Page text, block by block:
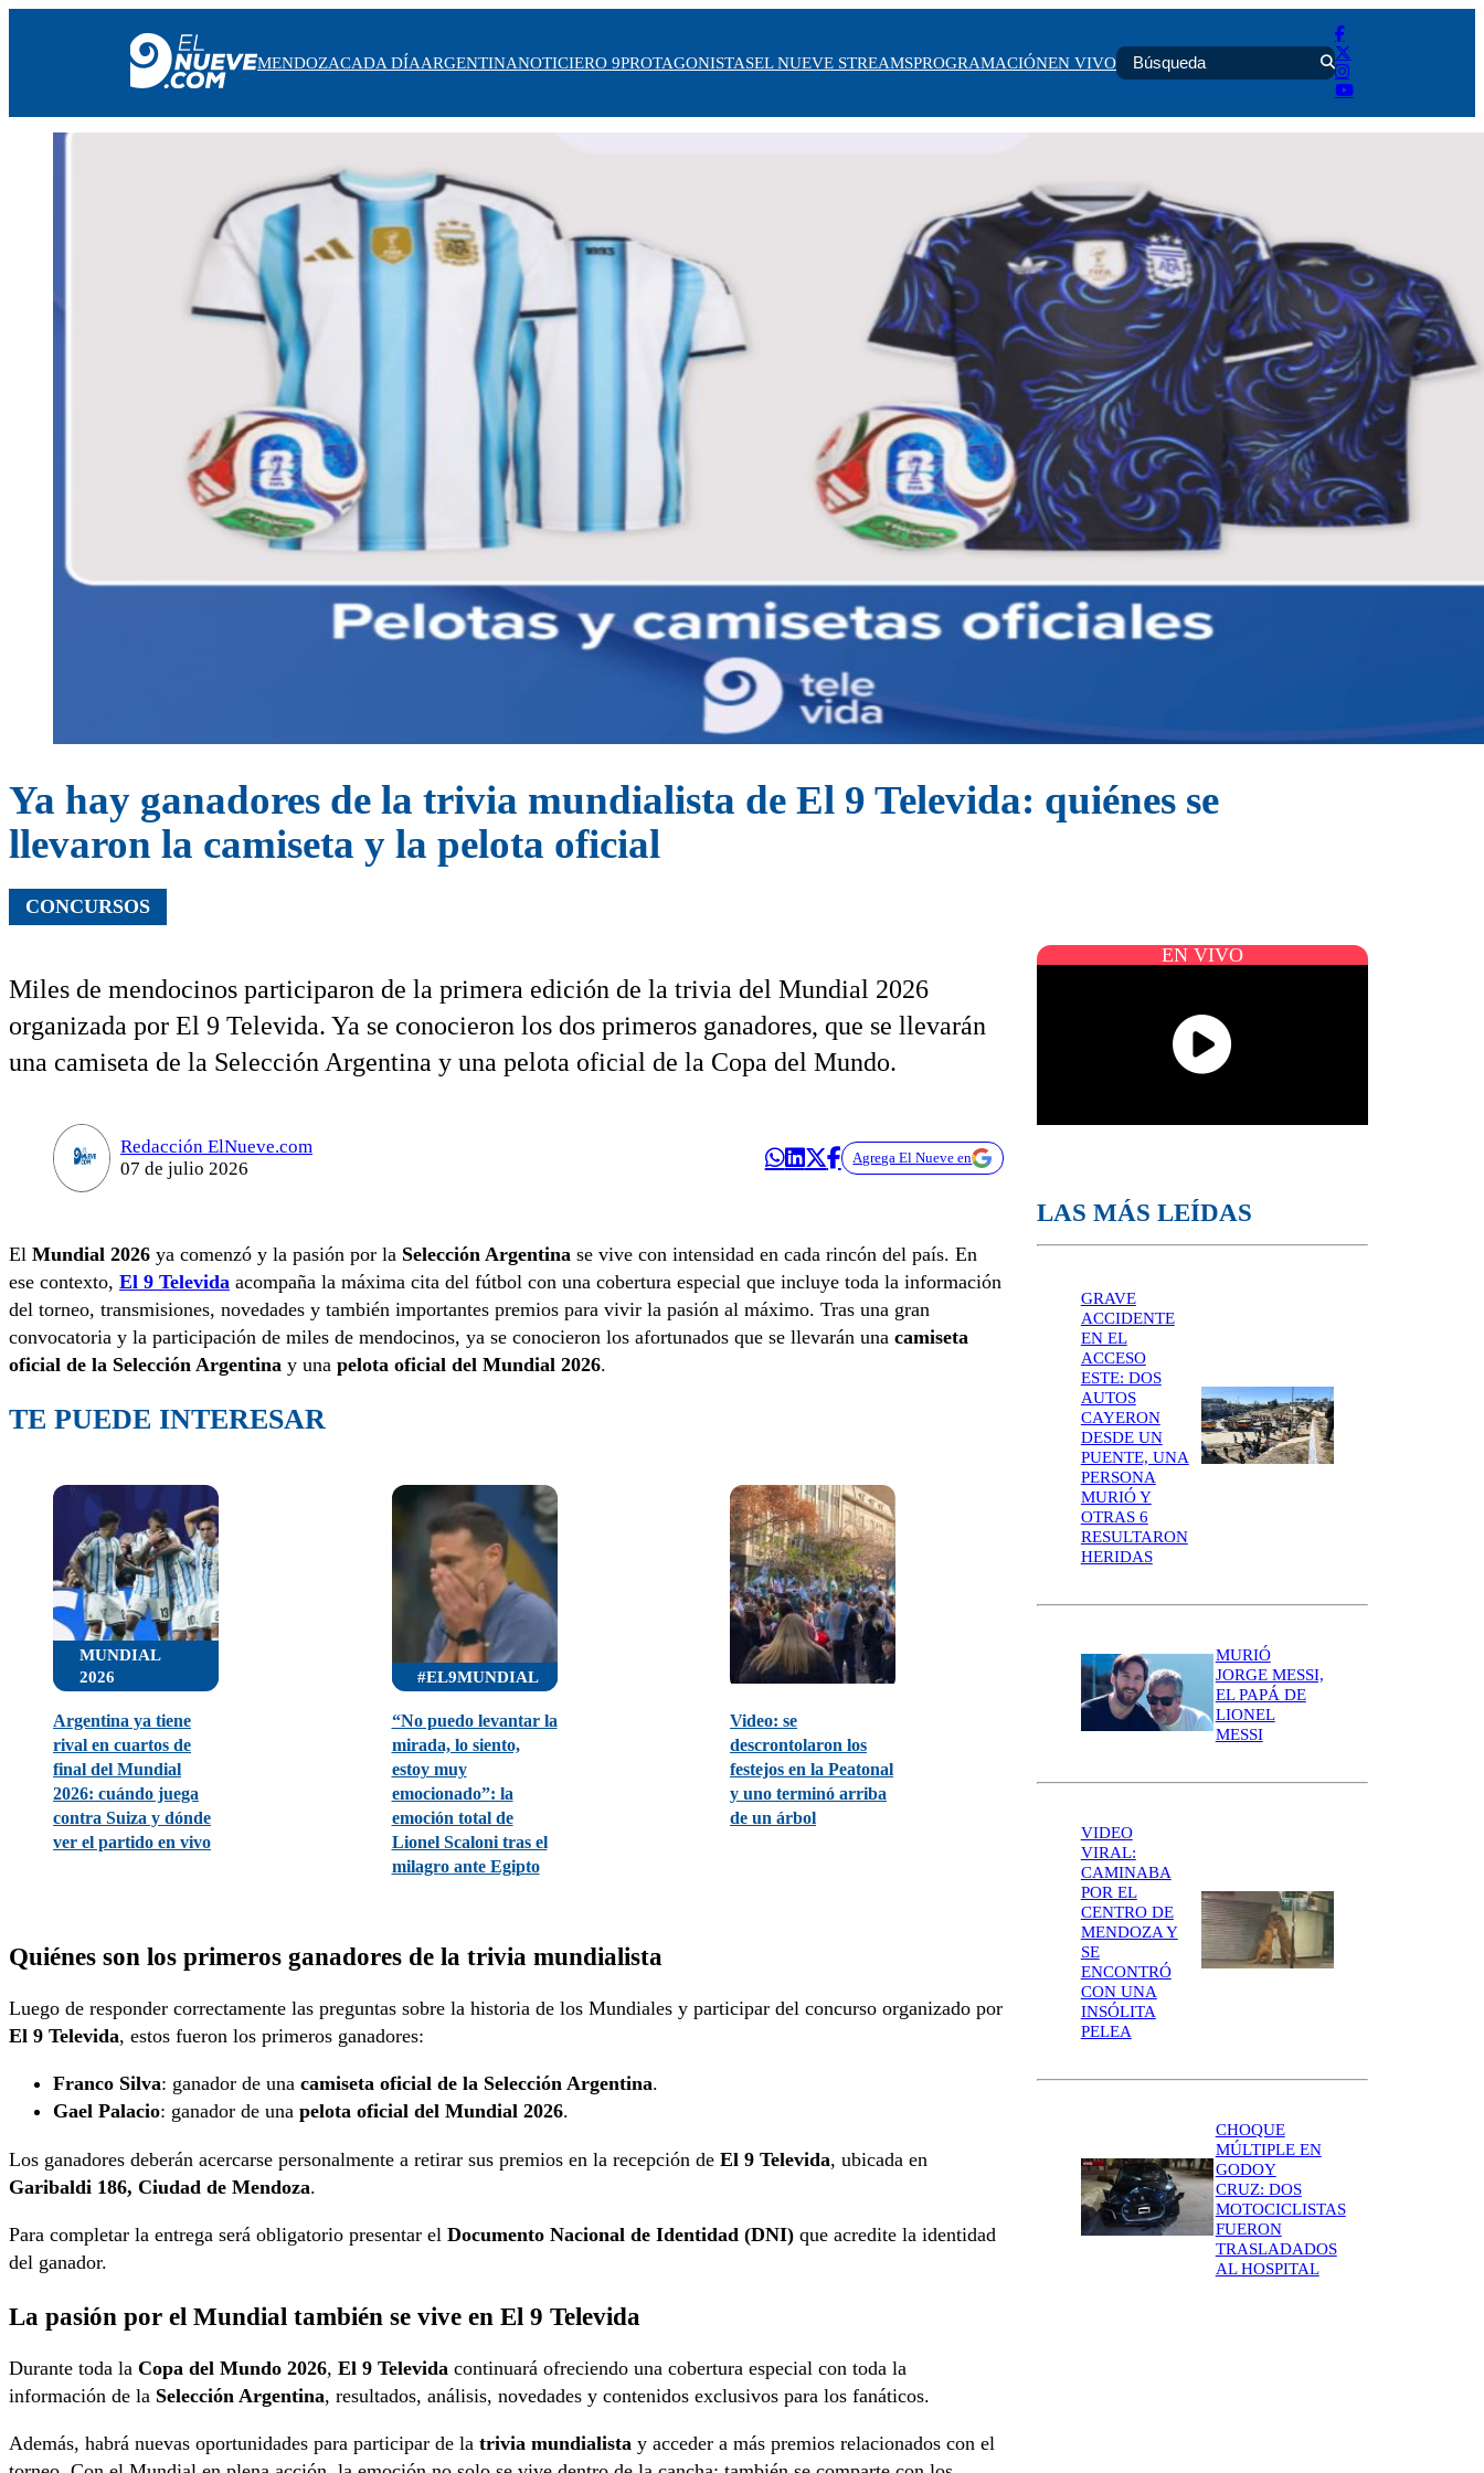
EL NUEVE STREAMS
MENDOZACADA DÍAARGENTINANOTICIERO 9PROTAGONISTASEL NUEVE STREAMSPROGRAMACIÓNEN VIVO
Ya hay ganadores de la trivia mundialista de El 9 Televida: quiénes se
llevaron la camiseta y la pelota oficial
CONCURSOS
Miles de mendocinos participaron de la primera edición de la trivia del Mundial 2026
organizada por El 9 Televida. Ya se conocieron los dos primeros ganadores, que se llevarán
una camiseta de la Selección Argentina y una pelota oficial de la Copa del Mundo.
Redacción ElNueve.com
07 de julio 2026
Agrega El Nueve en
El Mundial 2026 ya comenzó y la pasión por la Selección Argentina se vive con intensidad en cada rincón del país. En
ese contexto, El 9 Televida acompaña la máxima cita del fútbol con una cobertura especial que incluye toda la información
del torneo, transmisiones, novedades y también importantes premios para vivir la pasión al máximo. Tras una gran
convocatoria y la participación de miles de mendocinos, ya se conocieron los afortunados que se llevarán una camiseta
oficial de la Selección Argentina y una pelota oficial del Mundial 2026.
TE PUEDE INTERESAR
MUNDIAL
2026
Argentina ya tiene
rival en cuartos de
final del Mundial
2026: cuándo juega
contra Suiza y dónde
ver el partido en vivo
#EL9MUNDIAL
“No puedo levantar la
mirada, lo siento,
estoy muy
emocionado”: la
emoción total de
Lionel Scaloni tras el
milagro ante Egipto
Video: se
descrontolaron los
festejos en la Peatonal
y uno terminó arriba
de un árbol
Quiénes son los primeros ganadores de la trivia mundialista
Luego de responder correctamente las preguntas sobre la historia de los Mundiales y participar del concurso organizado por
El 9 Televida, estos fueron los primeros ganadores:
Franco Silva: ganador de una camiseta oficial de la Selección Argentina.
Gael Palacio: ganador de una pelota oficial del Mundial 2026.
Los ganadores deberán acercarse personalmente a retirar sus premios en la recepción de El 9 Televida, ubicada en
Garibaldi 186, Ciudad de Mendoza.
Para completar la entrega será obligatorio presentar el Documento Nacional de Identidad (DNI) que acredite la identidad
del ganador.
La pasión por el Mundial también se vive en El 9 Televida
Durante toda la Copa del Mundo 2026, El 9 Televida continuará ofreciendo una cobertura especial con toda la
información de la Selección Argentina, resultados, análisis, novedades y contenidos exclusivos para los fanáticos.
Además, habrá nuevas oportunidades para participar de la trivia mundialista y acceder a más premios relacionados con el
EN VIVO
LAS MÁS LEÍDAS
GRAVE
ACCIDENTE
EN EL
ACCESO
ESTE: DOS
AUTOS
CAYERON
DESDE UN
PUENTE, UNA
PERSONA
MURIÓ Y
OTRAS 6
RESULTARON
HERIDAS
MURIÓ
JORGE MESSI,
EL PAPÁ DE
LIONEL
MESSI
VIDEO
VIRAL:
CAMINABA
POR EL
CENTRO DE
MENDOZA Y
SE
ENCONTRÓ
CON UNA
INSÓLITA
PELEA
CHOQUE
MÚLTIPLE EN
GODOY
CRUZ: DOS
MOTOCICLISTAS
FUERON
TRASLADADOS
AL HOSPITAL